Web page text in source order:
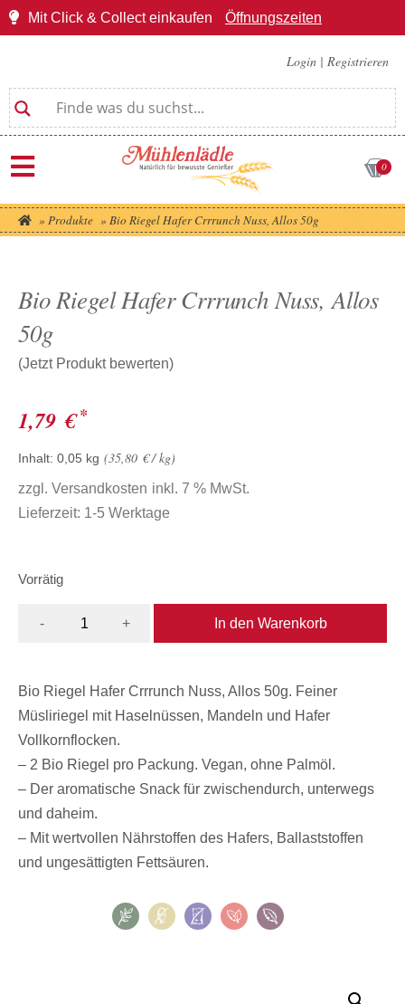
Mit Click & Collect einkaufen Öffnungszeiten
Login | Registrieren
0
» Produkte » Bio Riegel Hafer Crrrunch Nuss, Allos 50g
Bio Riegel Hafer Crrrunch Nuss, Allos
50g
(Jetzt Produkt bewerten)
1,79 € *
Inhalt: 0,05 kg 35,80 €/kg
zzgl. Versandkosten inkl. 7 % MwSt.
Lieferzeit: 1-5 Werktage
Vorrätig
- + In den Warenkorb
Bio Riegel Hafer Crrrunch Nuss, Allos 50g. Feiner
Müsliriegel mit Haselnüssen, Mandeln und Hafer
Vollkornflocken.
– 2 Bio Riegel pro Packung. Vegan, ohne Palmöl.
– Der aromatische Snack für zwischendurch, unterwegs
und daheim.
– Mit wertvollen Nährstoffen des Hafers, Ballaststoffen
und ungesättigten Fettsäuren.